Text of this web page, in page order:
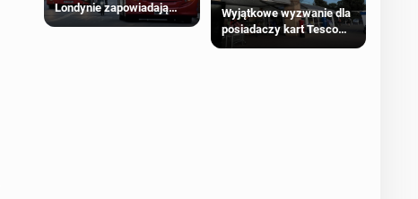
Londynie zapowiadają
strajki
Wyjątkowe wyzwanie dla
posiadaczy kart Tesco
Clubcard!